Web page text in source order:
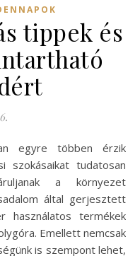
tippek és
szokásaikat tudatosan
a környezet
által gerjesztett
termékek
Emellett nemcsak
is szempont lehet,